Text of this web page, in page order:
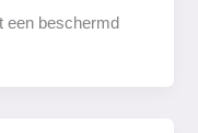
een beschermd